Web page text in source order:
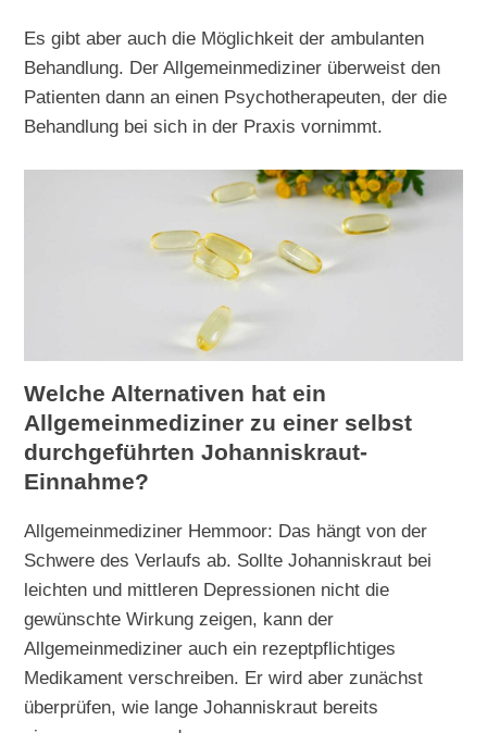
Es gibt aber auch die Möglichkeit der ambulanten
Behandlung. Der Allgemeinmediziner überweist den
Patienten dann an einen Psychotherapeuten, der die
Behandlung bei sich in der Praxis vornimmt.
Welche Alternativen hat ein
Allgemeinmediziner zu einer selbst
durchgeführten Johanniskraut-
Einnahme?
Allgemeinmediziner Hemmoor: Das hängt von der
Schwere des Verlaufs ab. Sollte Johanniskraut bei
leichten und mittleren Depressionen nicht die
gewünschte Wirkung zeigen, kann der
Allgemeinmediziner auch ein rezeptpflichtiges
Medikament verschreiben. Er wird aber zunächst
überprüfen, wie lange Johanniskraut bereits